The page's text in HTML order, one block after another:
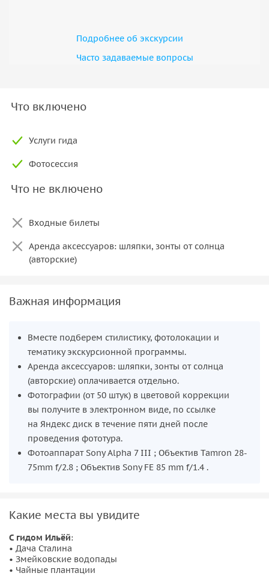
Подробнее об экскурсии
Часто задаваемые вопросы
Что включено
Услуги гида
Фотосессия
Что не включено
Входные билеты
Аренда аксессуаров: шляпки, зонты от солнца
(авторские)
Важная информация
Вместе подберем стилистику, фотолокации и
тематику экскурсионной программы.
Аренда аксессуаров: шляпки, зонты от солнца
(авторские) оплачивается отдельно.
Фотографии (от 50 штук) в цветовой коррекции
вы получите в электронном виде, по ссылке
на Яндекс диск в течение пяти дней после
проведения фототура.
Фотоаппарат Sony Alpha 7 III ; Объектив Tamron 28-
75mm f/2.8 ; Объектив Sony FE 85 mm f/1.4 .
Какие места вы увидите
С гидом Ильёй:
• Дача Сталина
• Змейковские водопады
• Чайные плантации